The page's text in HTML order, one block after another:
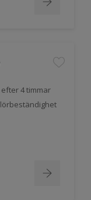
4 timmar